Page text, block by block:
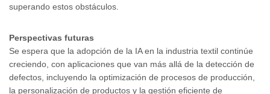
superando estos obstáculos.
Perspectivas futuras
Se espera que la adopción de la IA en la industria textil continúe
creciendo, con aplicaciones que van más allá de la detección de
defectos, incluyendo la optimización de procesos de producción,
la personalización de productos y la gestión eficiente de